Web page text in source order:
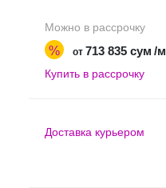
Можно в рассрочку
% от 713 835 сум /
Купить в рассрочку
Доставка курьером